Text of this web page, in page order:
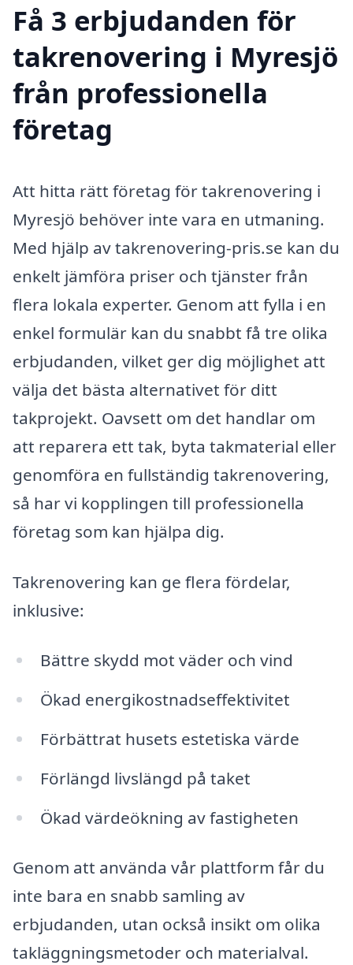
Få 3 erbjudanden för
takrenovering i Myresjö
från professionella
företag
Att hitta rätt företag för takrenovering i
Myresjö behöver inte vara en utmaning.
Med hjälp av takrenovering-pris.se kan du
enkelt jämföra priser och tjänster från
flera lokala experter. Genom att fylla i en
enkel formulär kan du snabbt få tre olika
erbjudanden, vilket ger dig möjlighet att
välja det bästa alternativet för ditt
takprojekt. Oavsett om det handlar om
att reparera ett tak, byta takmaterial eller
genomföra en fullständig takrenovering,
så har vi kopplingen till professionella
företag som kan hjälpa dig.
Takrenovering kan ge flera fördelar,
inklusive:
Bättre skydd mot väder och vind
Ökad energikostnadseffektivitet
Förbättrat husets estetiska värde
Förlängd livslängd på taket
Ökad värdeökning av fastigheten
Genom att använda vår plattform får du
inte bara en snabb samling av
erbjudanden, utan också insikt om olika
takläggningsmetoder och materialval.